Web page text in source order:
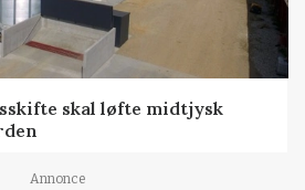
skal løfte midtjysk
Annonce